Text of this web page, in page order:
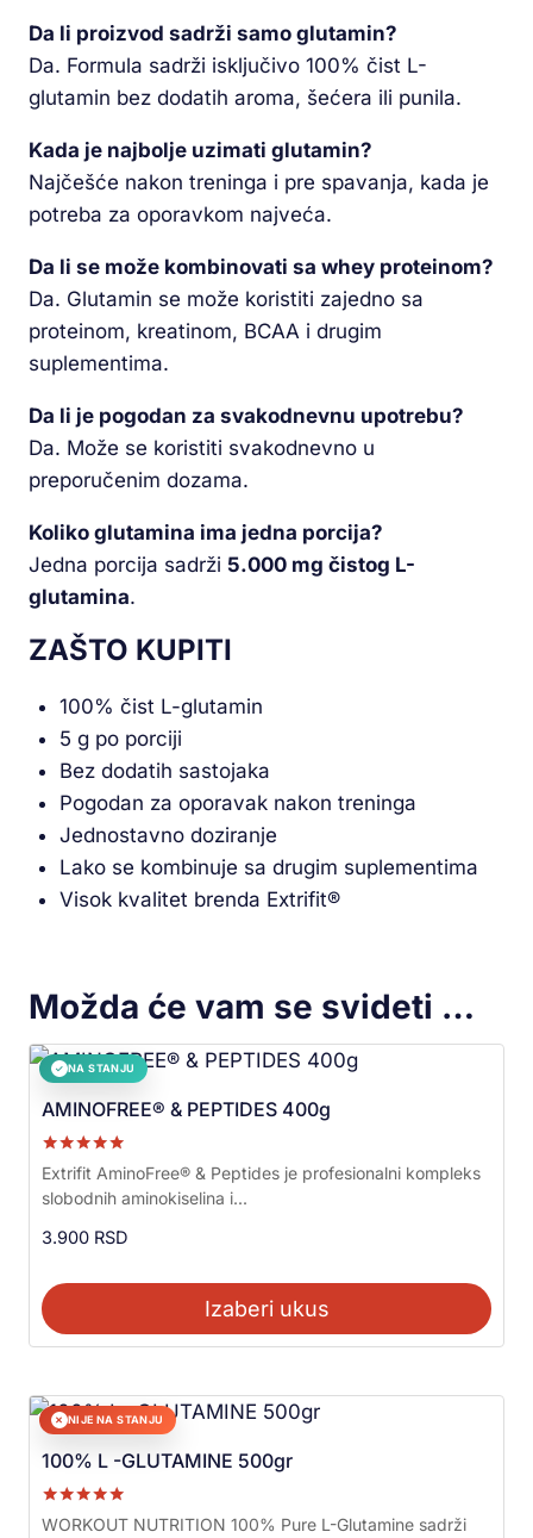
Da li proizvod sadrži samo glutamin?
Da. Formula sadrži isključivo 100% čist L-
glutamin bez dodatih aroma, šećera ili punila.
Kada je najbolje uzimati glutamin?
Najčešće nakon treninga i pre spavanja, kada je
potreba za oporavkom najveća.
Da li se može kombinovati sa whey proteinom?
Da. Glutamin se može koristiti zajedno sa
proteinom, kreatinom, BCAA i drugim
suplementima.
Da li je pogodan za svakodnevnu upotrebu?
Da. Može se koristiti svakodnevno u
preporučenim dozama.
Koliko glutamina ima jedna porcija?
Jedna porcija sadrži 5.000 mg čistog L-
glutamina.
ZAŠTO KUPITI
100% čist L-glutamin
5 g po porciji
Bez dodatih sastojaka
Pogodan za oporavak nakon treninga
Jednostavno doziranje
Lako se kombinuje sa drugim suplementima
Visok kvalitet brenda Extrifit®
Možda će vam se svideti …
✓ NA STANJU
AMINOFREE® & PEPTIDES 400g
Ocenjeno sa
5.00
od 5
Extrifit AminoFree® & Peptides je profesionalni kompleks
slobodnih aminokiselina i...
3.900 RSD
Izaberi ukus
✕ NIJE NA STANJU
100% L -GLUTAMINE 500gr
Ocenjeno sa
WORKOUT NUTRITION 100% Pure L-Glutamine sadrži